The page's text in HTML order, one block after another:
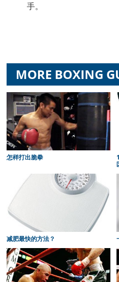
手。
MORE BOXING
怎样打出脆拳
减肥最快的方法？